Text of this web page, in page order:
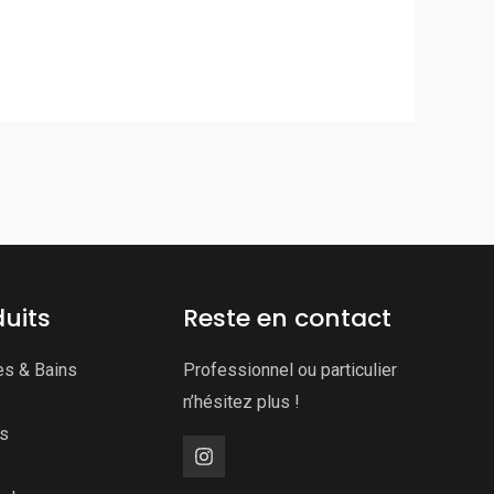
& Bains
Reste en contact
Professionnel ou particulier
n’hésitez plus !